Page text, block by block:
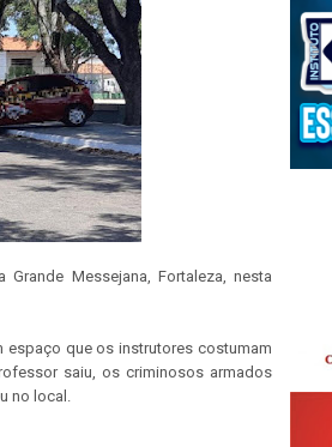
Messejana, Fortaleza, nesta
espaço que os instrutores costumam
saiu, os criminosos armados
no local.